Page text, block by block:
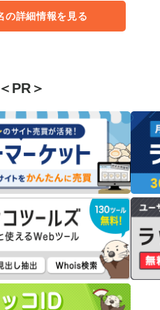
の詳細情報を見る
＜PR＞